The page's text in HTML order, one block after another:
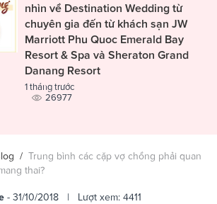
nhìn về Destination Wedding từ
chuyên gia đến từ khách sạn JW
Marriott Phu Quoc Emerald Bay
Resort & Spa và Sheraton Grand
Danang Resort
1 tháng trước
26977
/ Trung bình các cặp vợ chồng phải quan
thai?
- 31/10/2018 | Lượt xem: 4411